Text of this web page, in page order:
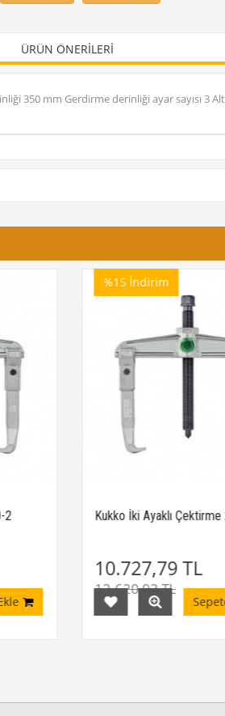
ÜRÜN ÖNERILERI
350 mm Gerdirme derinliği ayar sayısı 3
2 Kukko İki Ayaklı Çektirme
10.727,79 TL
12.620,93 TL
%15 İndirim